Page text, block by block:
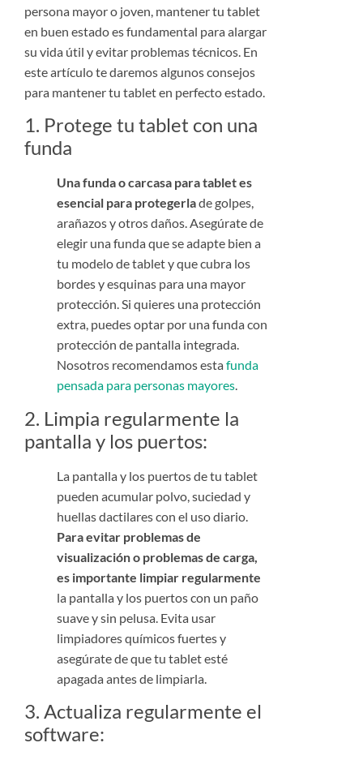
persona mayor o joven, mantener tu tablet
en buen estado es fundamental para alargar
su vida útil y evitar problemas técnicos. En
este artículo te daremos algunos consejos
para mantener tu tablet en perfecto estado.
1. Protege tu tablet con una
funda
Una funda o carcasa para tablet es
esencial para protegerlade golpes,
arañazos y otros daños. Asegúrate de
elegir una funda que se adapte bien a
tu modelo de tablet y que cubra los
bordes y esquinas para una mayor
protección. Si quieres una protección
extra, puedes optar por una funda con
protección de pantalla integrada.
Nosotros recomendamos esta funda
pensada para personas mayores.
2. Limpia regularmente la
pantalla y los puertos:
La pantalla y los puertos de tu tablet
pueden acumular polvo, suciedad y
huellas dactilares con el uso diario.
Para evitar problemas de
visualización o problemas de carga,
es importante limpiar regularmente
la pantalla y los puertos con un paño
suave y sin pelusa. Evita usar
limpiadores químicos fuertes y
asegúrate de que tu tablet esté
apagada antes de limpiarla.
3. Actualiza regularmente el
software: